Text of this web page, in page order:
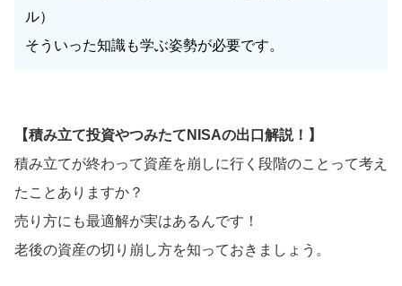
ル）
そういった知識も学ぶ姿勢が必要です。
【積み立て投資やつみたてNISAの出口解説！】
積み立てが終わって資産を崩しに行く段階のことって考え
たことありますか？
売り方にも最適解が実はあるんです！
老後の資産の切り崩し方を知っておきましょう。